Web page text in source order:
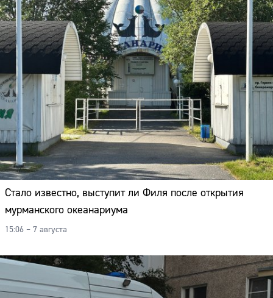
Стало известно, выступит ли Филя после открытия
мурманского океанариума
15:06 – 7 августа